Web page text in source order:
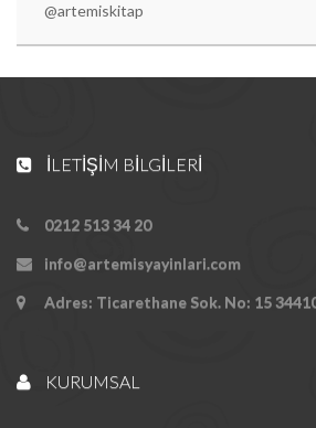
@artemiskitap
İLETIŞIM BILGILERI
0212 513 34 20
info@artemisyayinlari.com
Adres: Ticarethane Sok. No: 15
KURUMSAL